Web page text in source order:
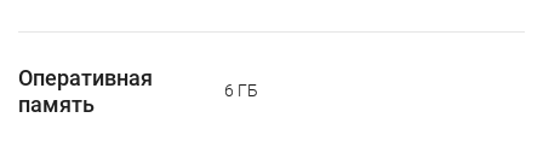
Оперативная
память
6 ГБ